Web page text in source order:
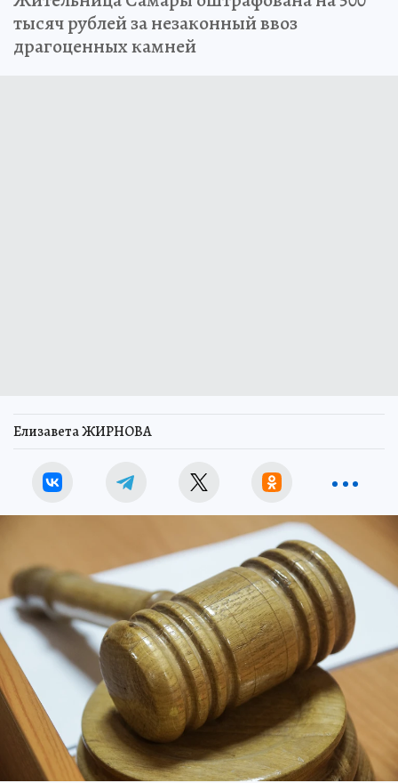
тысяч рублей за незаконный ввоз
драгоценных камней
Елизавета ЖИРНОВА